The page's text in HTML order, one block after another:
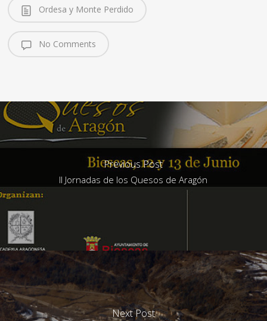
Ordesa y Monte Perdido
No Comments
Previous Post
II Jornadas de los Quesos de Aragón
Next Post